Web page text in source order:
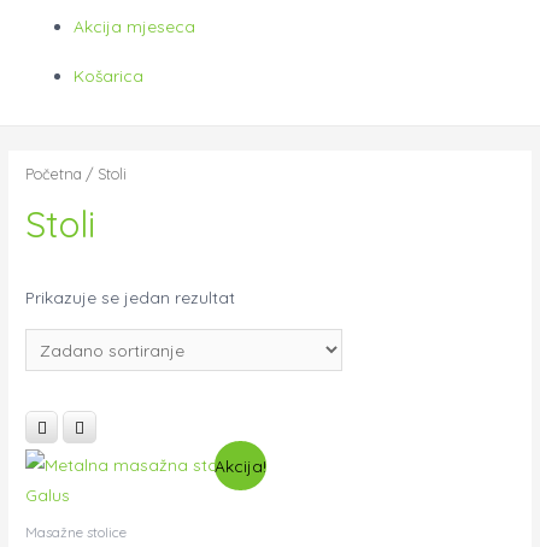
Akcija mjeseca
Košarica
Početna / Stoli
Stoli
Prikazuje se jedan rezultat
Akcija!
Masažne stolice